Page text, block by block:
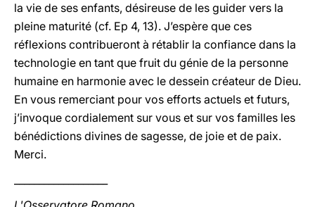
la vie de ses enfants, désireuse de les guider vers la
pleine maturité (cf. Ep 4, 13). J’espère que ces
réflexions contribueront à rétablir la confiance dans la
technologie en tant que fruit du génie de la personne
humaine en harmonie avec le dessein créateur de Dieu.
En vous remerciant pour vos efforts actuels et futurs,
j’invoque cordialement sur vous et sur vos familles les
bénédictions divines de sagesse, de joie et de paix.
Merci.